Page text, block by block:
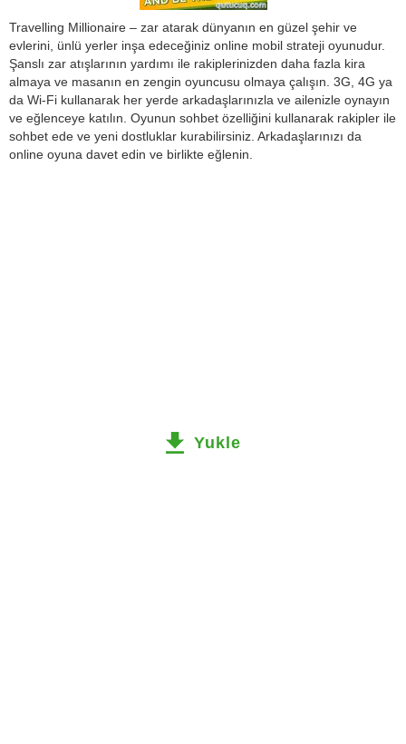
Travelling Millionaire – zar atarak dünyanın en güzel şehir ve
evlerini, ünlü yerler inşa edeceğiniz online mobil strateji oyunudur.
Şanslı zar atışlarının yardımı ile rakiplerinizden daha fazla kira
almaya ve masanın en zengin oyuncusu olmaya çalışın. 3G, 4G ya
da Wi-Fi kullanarak her yerde arkadaşlarınızla ve ailenizle oynayın
ve eğlenceye katılın. Oyunun sohbet özelliğini kullanarak rakipler ile
sohbet ede ve yeni dostluklar kurabilirsiniz. Arkadaşlarınızı da
online oyuna davet edin ve birlikte eğlenin.
Yukle